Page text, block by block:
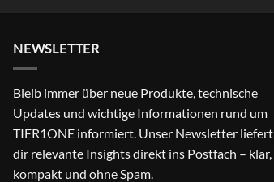
NEWSLETTER
Bleib immer über neue Produkte, technische
Updates und wichtige Informationen rund um
TIER1ONE informiert. Unser Newsletter liefert
dir relevante Insights direkt ins Postfach – klar,
kompakt und ohne Spam.